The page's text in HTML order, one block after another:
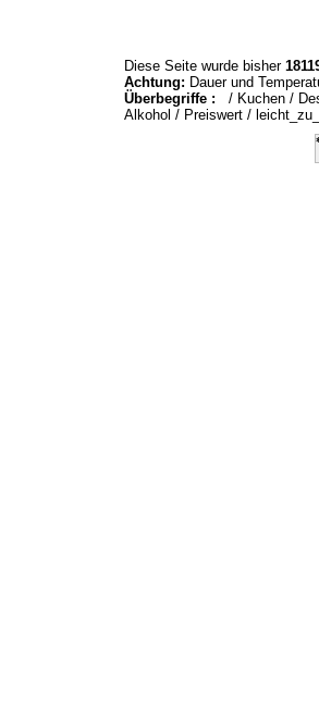
Diese Seite wurde bisher
Achtung: Dauer und
Überbegriffe : / Kuchen /
Alkohol / Preiswert /